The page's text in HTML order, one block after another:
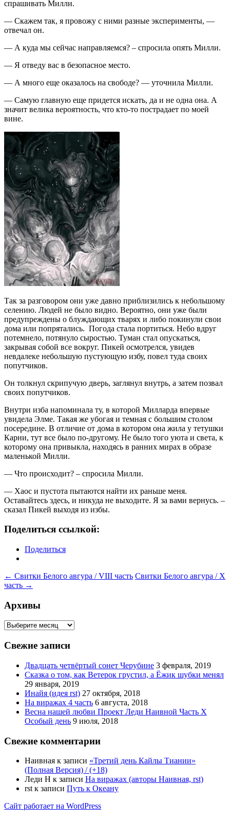
спрашивать Милли.
— Скажем так, я провожу с ними разные эксперименты, —
отвечал он.
— А куда мы сейчас направляемся? – спросила опять Милли.
— Я отведу вас в безопасное место.
— А много еще оказалось на свободе? — уточнила Милли.
— Самую главную еще придется искать, да и не одна она. А
значит велика вероятность, что кто-то пострадает по моей
вине.
Так за разговором они уже давно приблизились к небольшому
селению. Людей не было видно. Вероятно, они уже были
предупреждены о блуждающих тварях и либо покинули свои
дома или попрятались. Погода стала портиться. Небо вдруг
потемнело, потянуло сыростью. Туман стал опускаться,
закрывая собой все вокруг. Пикей осмотрелся, увидев
невдалеке небольшую пустующую избу, повел туда своих
попутчиков.
Он толкнул скрипучую дверь, заглянул внутрь, а затем позвал
своих попутчиков.
Внутри изба напоминала ту, в которой Милларда впервые
увидела Элме. Такая же убогая и темная с большим столом
посередине. В отличие от дома в котором она жила у тетушки
Карни, тут все было по-другому. Не было того уюта и света, к
которому она привыкла, находясь в ранних мирах в образе
маленькой Милли.
— Что происходит? – спросила Милли.
— Хаос и пустота пытаются найти их раньше меня.
Оставайтесь здесь, и никуда не выходите. Я за вами вернусь. –
сказал Пикей выходя из избы.
Поделиться ссылкой:
Поделиться
Навигация
по
записям
← Свитки Белого авгура / VIII часть Свитки Белого авгура / X
часть →
Архивы
Архивы
Свежие записи
Двадцать четвёртый сонет Черубине 3 февраля, 2019
Сказка о том, как Ветерок грустил, а Ёжик шубки менял
29 января, 2019
Инайя (идея rst) 27 октября, 2018
На виражах 4 часть 6 августа, 2018
Весна нашей любви Проект Леди Наивной Часть Х
Особый день 9 июля, 2018
Свежие комментарии
Наивная к записи «Третий день Кайлы Тиании»
(Полная Версия) / (+18)
Леди Н к записи На виражах (авторы Наивная, rst)
rst к записи Путь к Океану
Сайт работает на WordPress